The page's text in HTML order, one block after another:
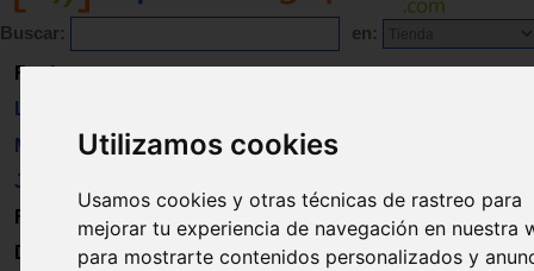
Utilizamos cookies
Usamos cookies y otras técnicas de rastreo para
mejorar tu experiencia de navegación en nuestra
para mostrarte contenidos personalizados y
Buscar: en:
Revista
Libros
Material
Juguetes
Formación
Directorio